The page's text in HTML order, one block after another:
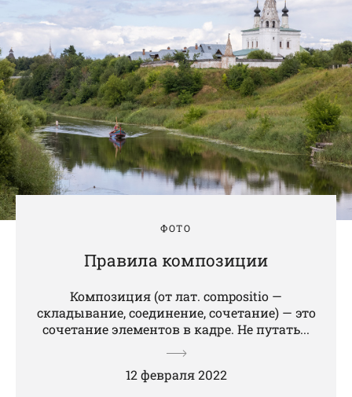
ФОТО
Правила композиции
Композиция (от лат. compositiо —
складывание, соединение, сочетание) — это
сочетание элементов в кадре. Не путать...
12 февраля 2022